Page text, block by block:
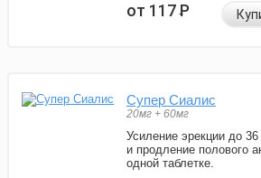
от 117Р
Супер Сиалис
20мг + 60мг
Усиление эрекции до 36
и продление полового
одной таблетке.